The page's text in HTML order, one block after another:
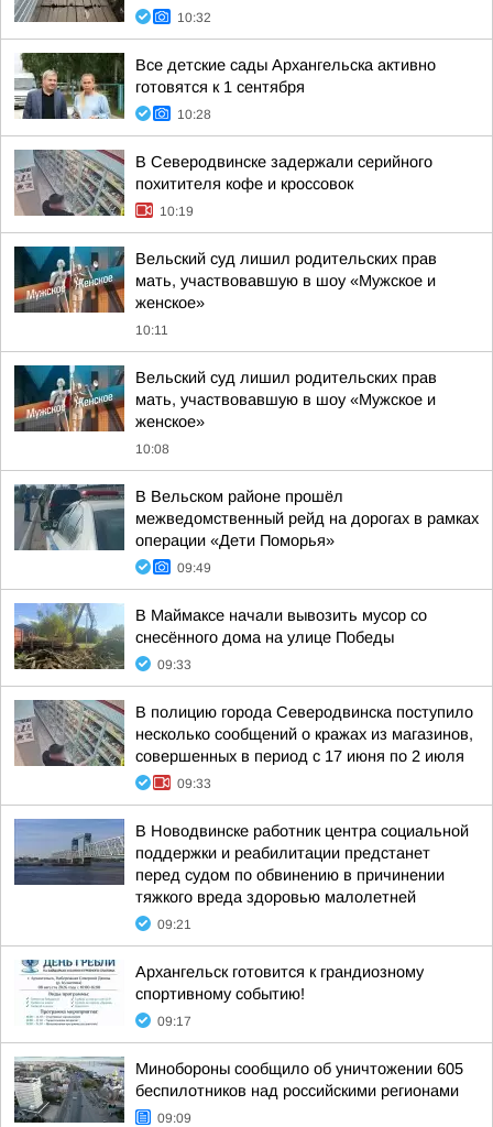
10:32
Все детские сады Архангельска активно
готовятся к 1 сентября
10:28
В Северодвинске задержали серийного
похитителя кофе и кроссовок
10:19
Вельский суд лишил родительских прав
мать, участвовавшую в шоу «Мужское и
женское»
10:11
Вельский суд лишил родительских прав
мать, участвовавшую в шоу «Мужское и
женское»
10:08
В Вельском районе прошёл
межведомственный рейд на дорогах в рамках
операции «Дети Поморья»
09:49
В Маймаксе начали вывозить мусор со
снесённого дома на улице Победы
09:33
В полицию города Северодвинска поступило
несколько сообщений о кражах из магазинов,
совершенных в период с 17 июня по 2 июля
09:33
В Новодвинске работник центра социальной
поддержки и реабилитации предстанет
перед судом по обвинению в причинении
тяжкого вреда здоровью малолетней
09:21
Архангельск готовится к грандиозному
спортивному событию!
09:17
Минобороны сообщило об уничтожении 605
беспилотников над российскими регионами
09:09